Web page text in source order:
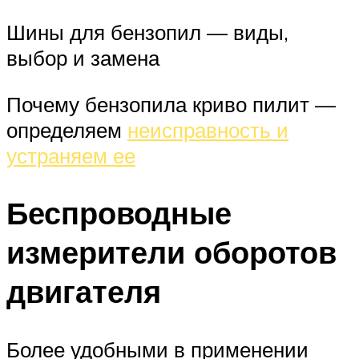
Шины для бензопил — виды,
выбор и замена
Почему бензопила криво пилит —
определяем неисправность и
устраняем ее
Беспроводные
измерители оборотов
двигателя
Более удобными в применении